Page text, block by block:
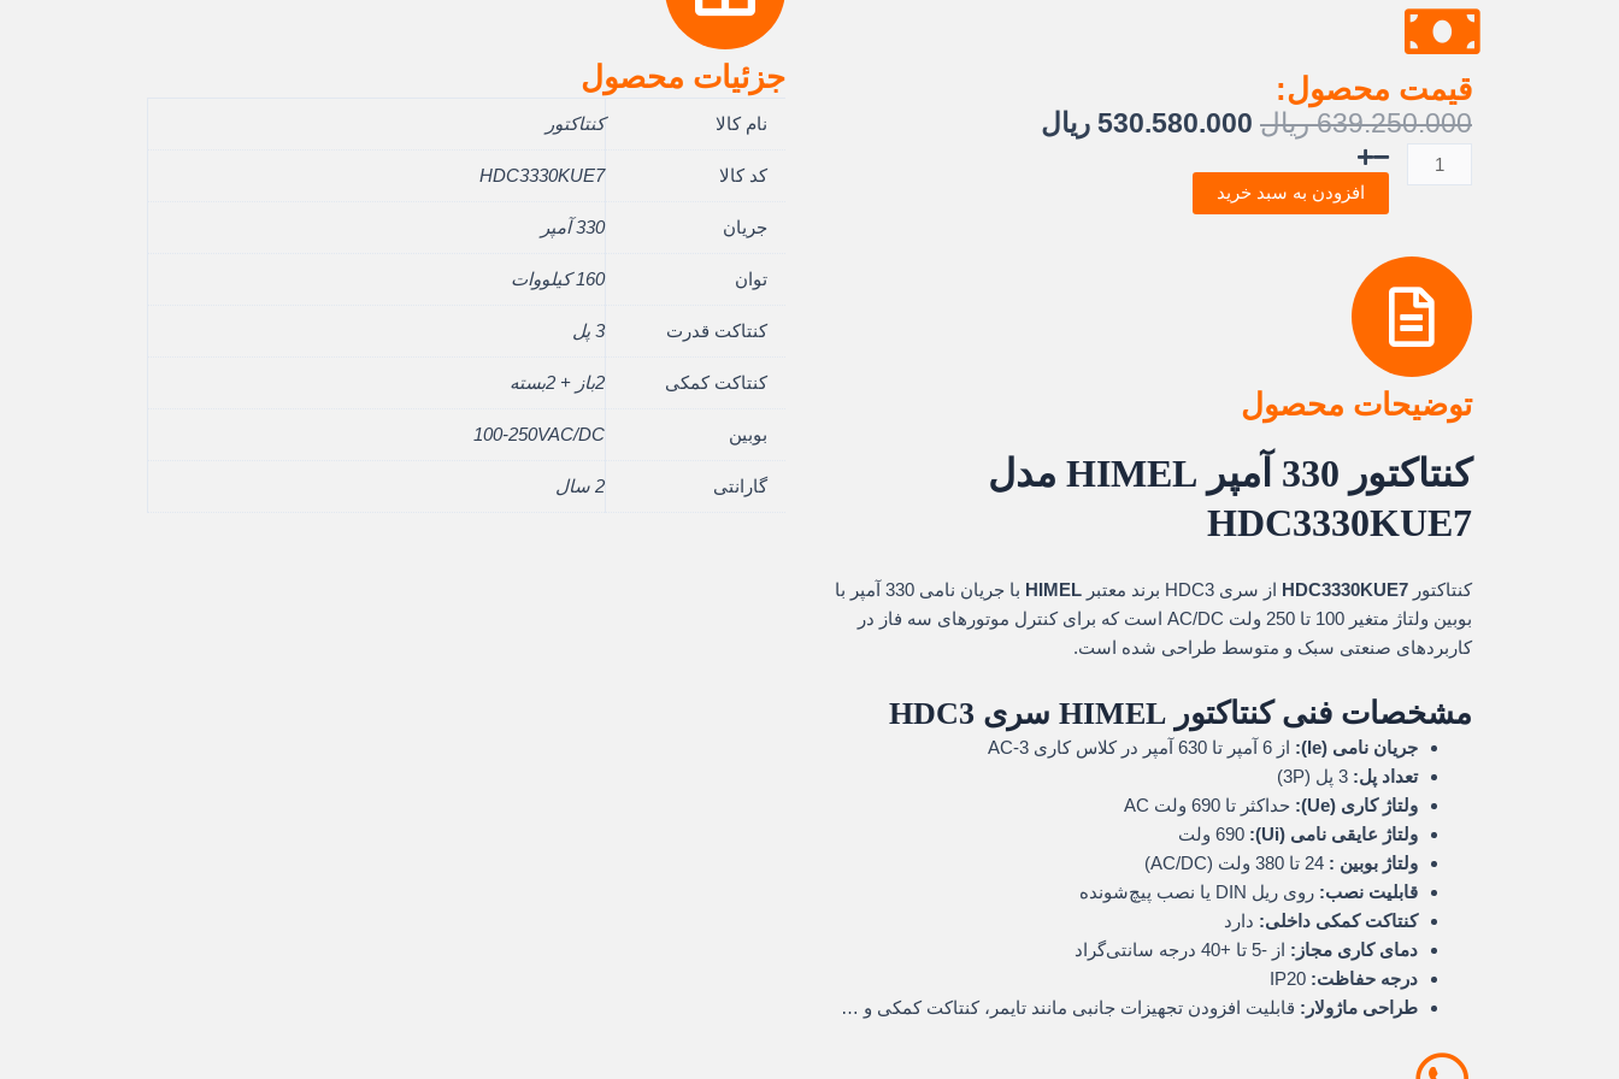
قیمت محصول:
639.250.000 ریال قیمت
بود.
530.580.000 ریال
کنتاکتور
330
250VAC/DC
تا
100
هیمل
افزودن به سبد خرید
توضیحات محصول
کنتاکتور 330 آمپر HIMEL مدل
HDC3330KUE7
کنتاکتور HDC3330KUE7 از سری HDC3 برند معتبر HIMEL
با جریان نامی 330 آمپر با
بوبین ولتاژ متغیر 100 تا 250 ولت AC/DC است که برای کنترل موتورهای سه فاز در
کاربردهای صنعتی سبک و متوسط طراحی شده است.
مشخصات فنی کنتاکتور HIMEL سری HDC3
جریان نامی (Ie):
از 6 آمپر تا 630 آمپر در کلاس کاری AC-3
تعداد پل:
ولتاژ کاری (Ue):
حداکثر تا 690 ولت AC
ولتاژ عایقی نامی (Ui):
ولتاژ بوبین :
قابلیت نصب: روی ریل DIN یا نصب پیچ‌شونده
کنتاکت کمکی داخلی: دارد
دمای کاری مجاز: از -5 تا +40 درجه سانتی‌گراد
درجه حفاظت:
طراحی ماژولار: قابلیت افزودن تجهیزات جانبی مانند تایمر، کنتاکت کمکی و …
جزئیات محصول
نام کالا کنتاکتور
کد کالا HDC3330KUE7
جریان 330 آمپر
توان 160 کیلووات
کنتاکت قدرت 3 پل
کنتاکت کمکی 2باز + 2بسته
بوبین 100-250VAC/DC
گارانتی 2 سال